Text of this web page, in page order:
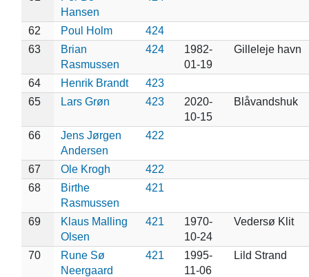
Hansen
62 Poul Holm
424
63
Brian
Rasmussen
424
1982-
01-19
Gilleleje havn
64 Henrik Brandt
423
65
Lars Grøn 423
2020-
10-15
Blåvandshuk
66
Jens Jørgen
Andersen
422
67 Ole Krogh
422
68
Birthe
Rasmussen
421
69
Klaus Malling
Olsen
421
1970-
10-24
Vedersø Klit
70
Rune Sø
Neergaard
421
1995-
11-06
Lild Strand